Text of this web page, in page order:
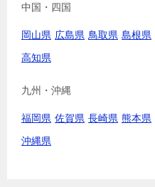
中国・四国
岡山県 広島県 鳥取県 島根県
高知県
九州・沖縄
福岡県 佐賀県 長崎県 熊本県
沖縄県